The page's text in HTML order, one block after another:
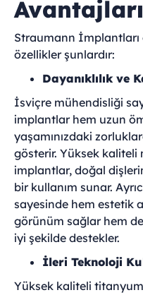
Avantajları
Straumann İmplantları
özellikler şunlardır:
Dayanıklılık ve
İsviçre mühendisliği
implantlar hem uzun
yaşamınızdaki
gösterir. Yüksek kaliteli
implantlar, doğal
bir kullanım sunar.
sayesinde hem estetik
görünüm sağlar hem
iyi şekilde destekler.
İleri Teknoloji
Yüksek kaliteli